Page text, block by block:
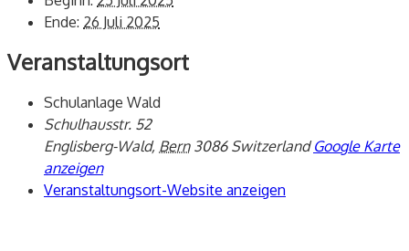
Ende: 26 Juli 2025
Veranstaltungsort
Schulanlage Wald
Schulhausstr. 52
Englisberg-Wald, Bern 3086 Switzerland Google Karte
anzeigen
Veranstaltungsort-Website anzeigen